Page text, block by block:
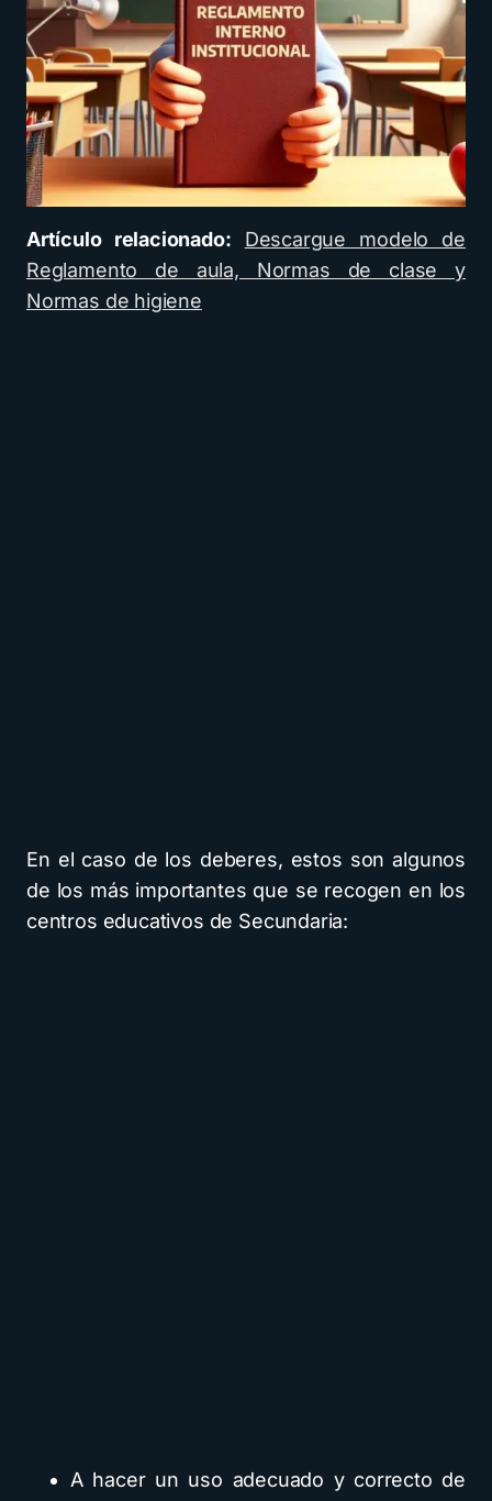
Artículo relacionado:
Descargue modelo de
Reglamento de aula, Normas de clase y
Normas de higiene
En el caso de los deberes, estos son algunos
de los más importantes que se recogen en los
centros educativos de Secundaria:
A hacer un uso adecuado y correcto de